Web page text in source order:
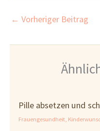
← Vorheriger Beitrag
Pille absetzen und
Frauengesundheit,